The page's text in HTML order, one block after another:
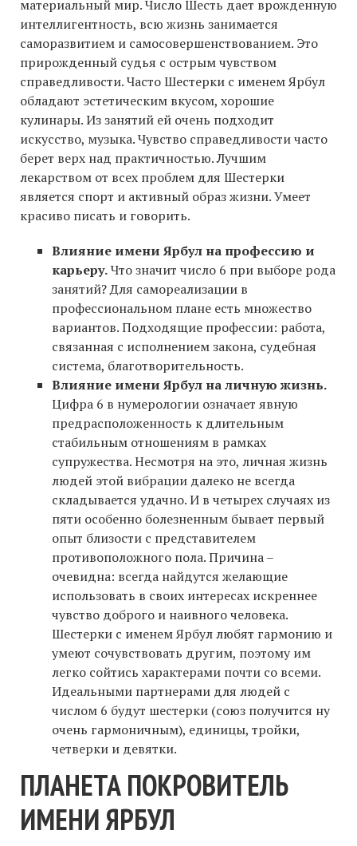
материальный мир. Число Шесть дает врожденную
интеллигентность, всю жизнь занимается
саморазвитием и самосовершенствованием. Это
прирожденный судья с острым чувством
справедливости. Часто Шестерки с именем Ярбул
обладают эстетическим вкусом, хорошие
кулинары. Из занятий ей очень подходит
искусство, музыка. Чувство справедливости часто
берет верх над практичностью. Лучшим
лекарством от всех проблем для Шестерки
является спорт и активный образ жизни. Умеет
красиво писать и говорить.
Влияние имени Ярбул на профессию и
карьеру.Что значит число 6 при выборе рода
занятий? Для самореализации в
профессиональном плане есть множество
вариантов. Подходящие профессии: работа,
связанная с исполнением закона, судебная
система, благотворительность.
Влияние имени Ярбул на личную жизнь.
Цифра 6 в нумерологии означает явную
предрасположенность к длительным
стабильным отношениям в рамках
супружества. Несмотря на это, личная жизнь
людей этой вибрации далеко не всегда
складывается удачно. И в четырех случаях из
пяти особенно болезненным бывает первый
опыт близости с представителем
противоположного пола. Причина –
очевидна: всегда найдутся желающие
использовать в своих интересах искреннее
чувство доброго и наивного человека.
Шестерки с именем Ярбул любят гармонию и
умеют сочувствовать другим, поэтому им
легко сойтись характерами почти со всеми.
Идеальными партнерами для людей с
числом 6 будут шестерки (союз получится ну
очень гармоничным), единицы, тройки,
четверки и девятки.
ПЛАНЕТА ПОКРОВИТЕЛЬ
ИМЕНИ ЯРБУЛ